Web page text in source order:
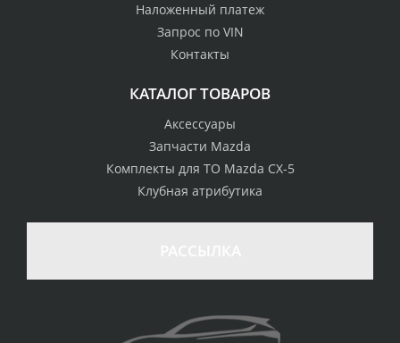
стоимости
товаром
Гарантия качества
Профессиональная
консультация
Наложенный платеж
Запрос по VIN
Контакты
КАТАЛОГ ТОВАРОВ
Аксессуары
Запчасти Mazda
Комплекты для ТО Mazda CX-5
Клубная атрибутика